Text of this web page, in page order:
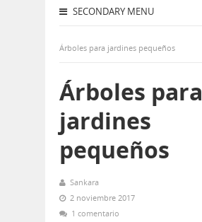
SECONDARY MENU
Árboles para jardines pequeños
Árboles para
jardines
pequeños
Sankara
2 noviembre 2017
1 comentario